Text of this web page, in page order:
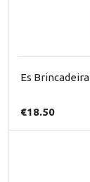
Es Brincadeira
€18.50